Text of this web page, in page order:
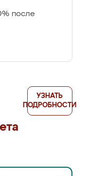
после
УЗНАТЬ
ПОДРОБНОСТИ